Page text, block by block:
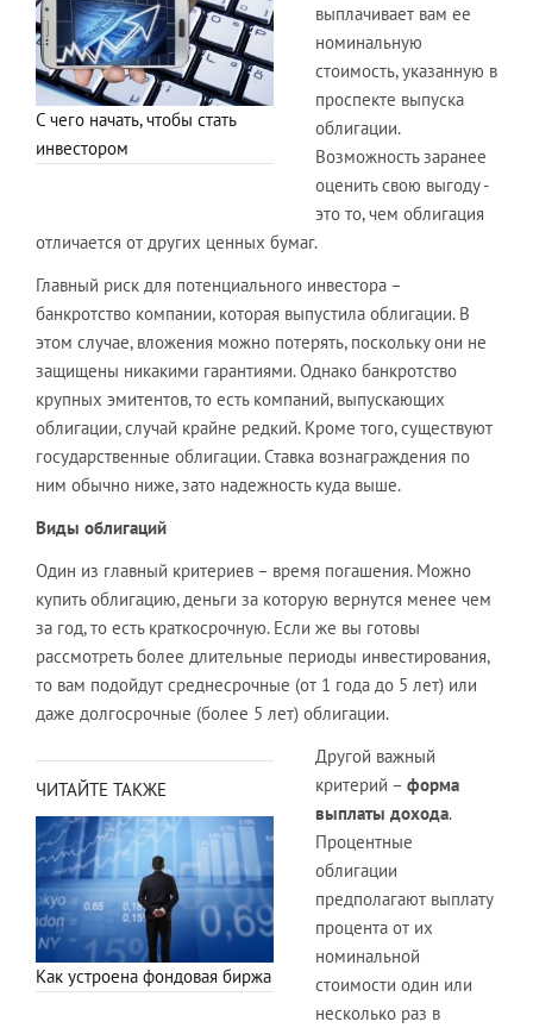
С чего начать, чтобы стать
инвестором
выплачивает вам ее
номинальную
стоимость, указанную в
проспекте выпуска
облигации.
Возможность заранее
оценить свою выгоду -
это то, чем облигация
отличается от других ценных бумаг.
Главный риск для потенциального инвестора –
банкротство компании, которая выпустила облигации. В
этом случае, вложения можно потерять, поскольку они не
защищены никакими гарантиями. Однако банкротство
крупных эмитентов, то есть компаний, выпускающих
облигации, случай крайне редкий. Кроме того, существуют
государственные облигации. Ставка вознаграждения по
ним обычно ниже, зато надежность куда выше.
Виды облигаций
Один из главный критериев – время погашения. Можно
купить облигацию, деньги за которую вернутся менее чем
за год, то есть краткосрочную. Если же вы готовы
рассмотреть более длительные периоды инвестирования,
то вам подойдут среднесрочные (от 1 года до 5 лет) или
даже долгосрочные (более 5 лет) облигации.
ЧИТАЙТЕ ТАКЖЕ
Как устроена фондовая биржа
Другой важный
критерий – форма
выплаты дохода.
Процентные
облигации
предполагают выплату
процента от их
номинальной
стоимости один или
несколько раз в